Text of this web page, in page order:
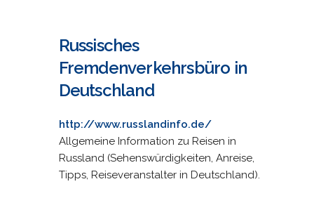
Russisches
Fremdenverkehrsbüro in
Deutschland
http://www.russlandinfo.de/
Allgemeine Information zu Reisen in
Russland (Sehenswürdigkeiten, Anreise,
Tipps, Reiseveranstalter in Deutschland).